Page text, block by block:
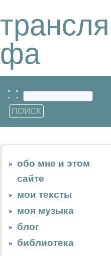
фа
: :
обо мне и этом
сайте
мои тексты
моя музыка
блог
библиотека